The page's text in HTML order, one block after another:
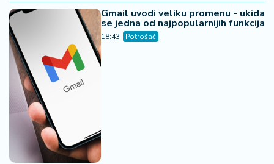
Gmail uvodi veliku promenu - ukida
se jedna od najpopularnijih funkcija
18:43 Potrošač